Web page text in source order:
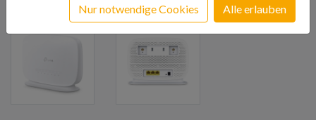
Nur notwendige Cookies Alle erlauben